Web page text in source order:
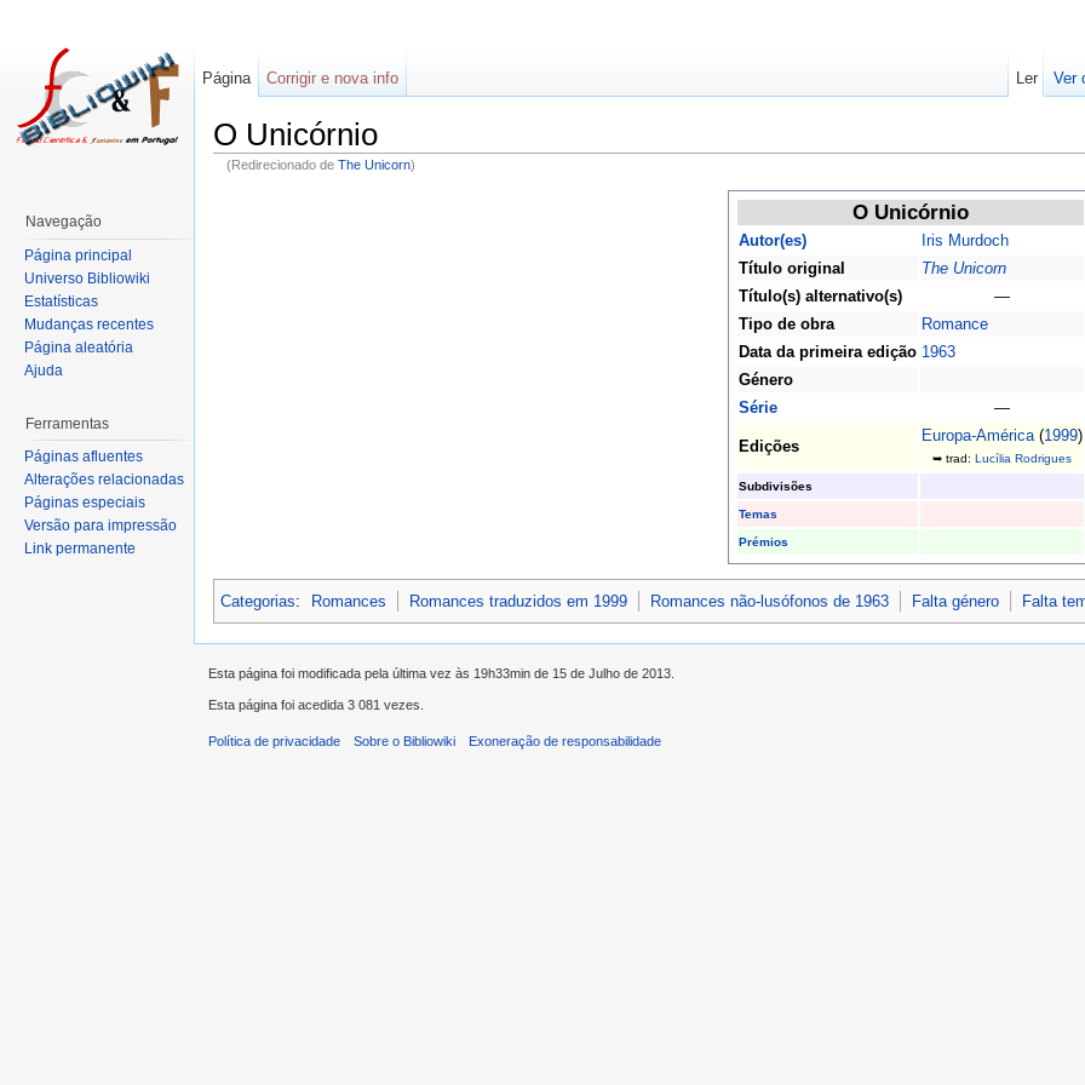
O Unicórnio
(Redirecionado de The Unicorn)
O Unicórnio
Autor(es)
Iris Murdoch
Título original
The Unicorn
Título(s) alternativo(s)
—
Tipo de obra
Romance
Data da primeira edição 1963
Género
Série
—
Edições
Europa-América (1999)
➥ trad: Lucília Rodrigues
Subdivisões
Temas
Prémios
Categorias: Romances Romances traduzidos em 1999 Romances não-lusófonos de 1963 Falta género Falta
Página Corrigir e nova info Ler Ver
Navegação
Página principal
Universo Bibliowiki
Estatísticas
Mudanças recentes
Página aleatória
Ajuda
Ferramentas
Páginas afluentes
Alterações relacionadas
Páginas especiais
Versão para impressão
Link permanente
Esta página foi modificada pela última vez às 19h33min de 15 de Julho de 2013.
Esta página foi acedida 3 081 vezes.
Política de privacidade Sobre o Bibliowiki Exoneração de responsabilidade